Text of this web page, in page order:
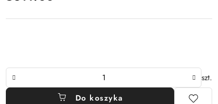
szt.
Do koszyka